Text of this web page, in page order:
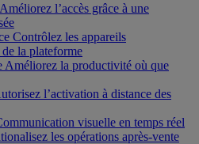
Améliorez l’accès grâce à une
Contrôlez les appareils
la plateforme
Améliorez la productivité où que
l’activation à distance des
visuelle en temps réel
les opérations après-vente